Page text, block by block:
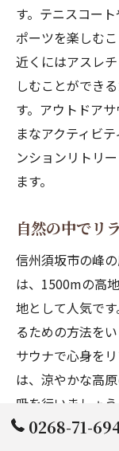
す。テニスコー
ポーツを楽しむ
近くにはアスレ
しむことができ
す。アウトドア
まなアクティビ
ンションリトリ
ます。
自然の中でリ
信州須坂市の峰
は、1500mの高
地として人気で
るための方法を
サウナで心身を
は、涼やかな高
吸を行いましょ
安らぎを得るこ
0268-71-